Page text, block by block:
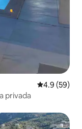
Calificación
4.9 (59)
privada